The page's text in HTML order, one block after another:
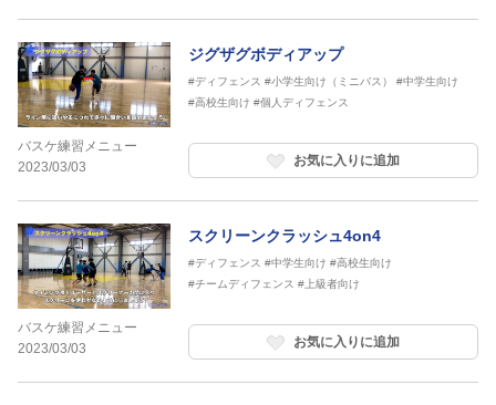
バスケ練習メニュー
2023/03/03
ジグザグボディアップ
#ディフェンス #小学生向け（ミニバス）
#中学生向け
#高校生向け #個人ディフェンス
お気に入りに追加
バスケ練習メニュー
2023/03/03
スクリーンクラッシュ4on4
#ディフェンス #中学生向け #高校生向け
#チームディフェンス #上級者向け
お気に入りに追加